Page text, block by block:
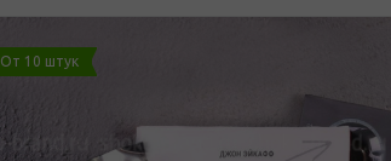
От 10 штук